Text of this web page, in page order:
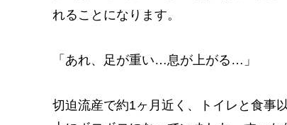
れることになります。
「あれ、足が重い…息が上がる…」
切迫流産で約1ヶ月近く、トイレと食事